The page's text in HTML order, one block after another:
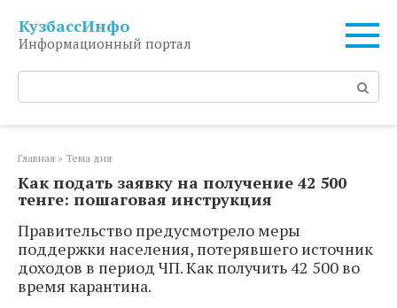
контенту
КузбассИнфо
Информационный портал
Поиск:
Главная » Тема дня
Как подать заявку на получение 42 500
тенге: пошаговая инструкция
Правительство предусмотрело меры
поддержки населения, потерявшего источник
доходов в период ЧП. Как получить 42 500 во
время карантина.